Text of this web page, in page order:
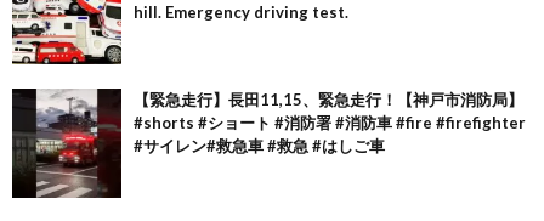
hill. Emergency driving test.
【緊急走行】長田11,15、緊急走行！【神戸市消防局】
#shorts #ショート #消防署 #消防車 #fire #firefighter
#サイレン#救急車 #救急 #はしご車